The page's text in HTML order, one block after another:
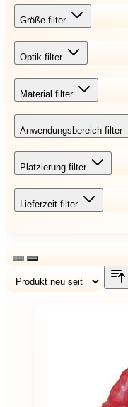
Größe filter
Optik filter
Material filter
Anwendungsbereich filter
Platzierung filter
Lieferzeit filter